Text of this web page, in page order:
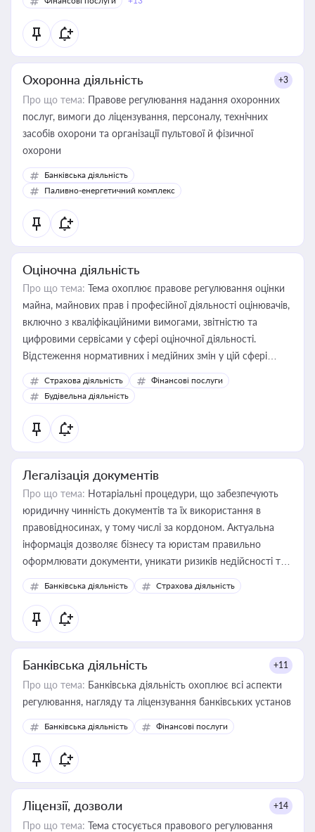
Охоронна діяльність +3
Про що тема: Правове регулювання надання охоронних
послуг, вимоги до ліцензування, персоналу, технічних
засобів охорони та організації пультової й фізичної
охорони
Банківська діяльність
Паливно-енергетичний комплекс
Оціночна діяльність
Про що тема: Тема охоплює правове регулювання оцінки
майна, майнових прав і професійної діяльності оцінювачів,
включно з кваліфікаційними вимогами, звітністю та
цифровими сервісами у сфері оціночної діяльності.
Відстеження нормативних і медійних змін у цій сфері
корисне для власника бізнесу, керівника, юриста або
бухгалтера під час оподаткування, приватизації, оренди
державного майна, корпоративних угод і перевірки
статусу суб'єктів оціночної діяльності
Страхова діяльність
Фінансові послуги
Будівельна діяльність
Легалізація документів
Про що тема: Нотаріальні процедури, що забезпечують
юридичну чинність документів та їх використання в
правовідносинах, у тому числі за кордоном. Актуальна
інформація дозволяє бізнесу та юристам правильно
оформлювати документи, уникати ризиків недійсності та
забезпечувати їх належне прийняття органами влади та
контрагентами
Банківська діяльність Страхова діяльність
Банківська діяльність +11
Про що тема: Банківська діяльність охоплює всі аспекти
регулювання, нагляду та ліцензування банківських установ
Банківська діяльність Фінансові послуги
Ліцензії, дозволи +14
Про що тема: Тема стосується правового регулювання